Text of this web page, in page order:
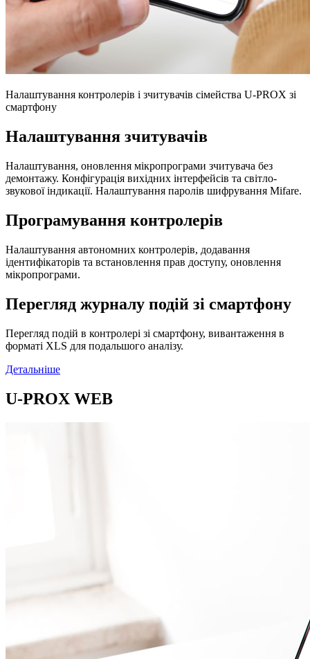
Налаштування контролерів і зчитувачів сімейства U-PROX зі
смартфону
Налаштування зчитувачів
Налаштування, оновлення мікропрограми зчитувача без
демонтажу. Конфігурація вихідних інтерфейсів та світло-
звукової індикації. Налаштування паролів шифрування Mifare.
Програмування контролерів
Налаштування автономних контролерів, додавання
ідентифікаторів та встановлення прав доступу, оновлення
мікропрограми.
Перегляд журналу подій зі смартфону
Перегляд подій в контролері зі смартфону, вивантаження в
форматі XLS для подальшого аналізу.
Детальніше
U-PROX WEB